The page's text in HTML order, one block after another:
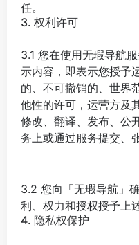
任。
3. 权利许可
3.1 您在使用无瑕导航
示内容，即表示您授予
的、不可撤销的、世界
他性的许可，运营方及
修改、翻译、发布、公
务上或通过服务提交、
3.2 您向「无瑕导航」
利、权力和授权授予上
4. 隐私权保护